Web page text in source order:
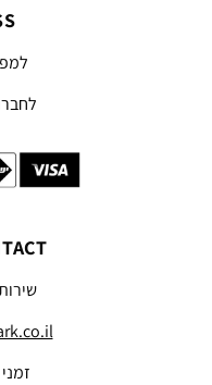
שירות